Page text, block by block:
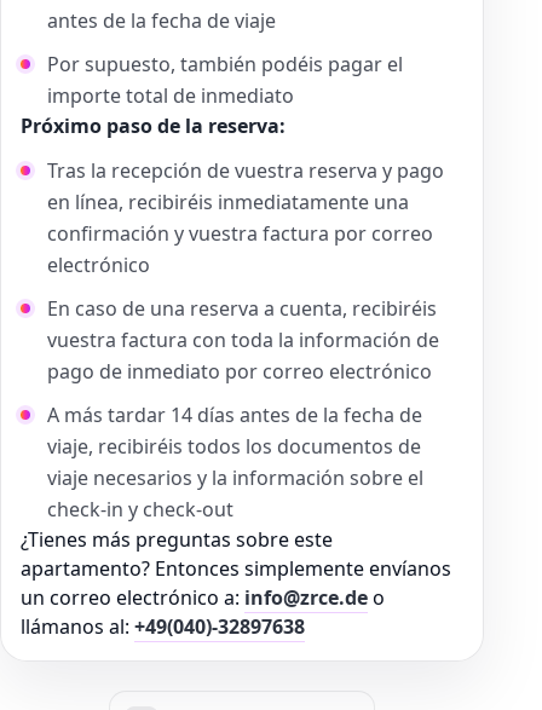
antes de la fecha de viaje
Por supuesto, también podéis pagar el
importe total de inmediato
Próximo paso de la reserva:
Tras la recepción de vuestra reserva y pago
en línea, recibiréis inmediatamente una
confirmación y vuestra factura por correo
electrónico
En caso de una reserva a cuenta, recibiréis
vuestra factura con toda la información de
pago de inmediato por correo electrónico
A más tardar 14 días antes de la fecha de
viaje, recibiréis todos los documentos de
viaje necesarios y la información sobre el
check-in y check-out
¿Tienes más preguntas sobre este
apartamento? Entonces simplemente envíanos
un correo electrónico a: info@zrce.deo
llámanos al: +49(040)-32897638